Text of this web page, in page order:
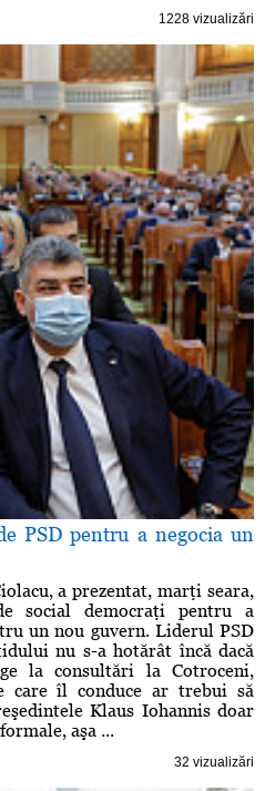
1228 vizualizări
PSD pentru a negocia un
a prezentat, marţi seara,
social democraţi pentru a
un nou guvern. Liderul PSD
nu s-a hotărât încă dacă
la consultări la Cotroceni,
care îl conduce ar trebui să
Klaus Iohannis doar
aşa ...
32 vizualizări